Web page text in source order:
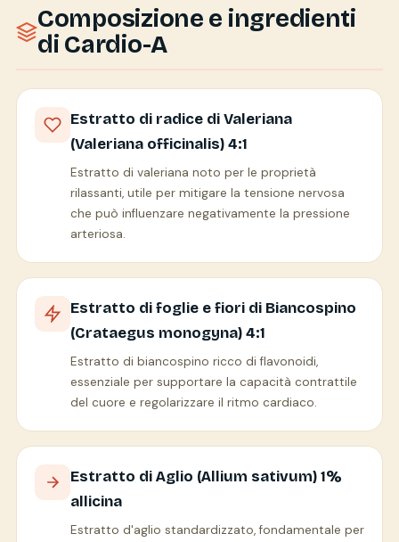
Composizione e ingredienti
di Cardio-A
Estratto di radice di Valeriana
(Valeriana officinalis) 4:1
Estratto di valeriana noto per le proprietà
rilassanti, utile per mitigare la tensione nervosa
che può influenzare negativamente la pressione
arteriosa.
Estratto di foglie e fiori di Biancospino
(Crataegus monogyna) 4:1
Estratto di biancospino ricco di flavonoidi,
essenziale per supportare la capacità contrattile
del cuore e regolarizzare il ritmo cardiaco.
Estratto di Aglio (Allium sativum) 1%
allicina
Estratto d'aglio standardizzato, fondamentale per